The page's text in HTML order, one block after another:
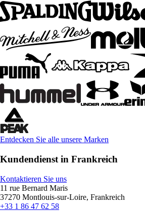
Entdecken Sie alle unsere Marken
Kundendienst in Frankreich
Kontaktieren Sie uns
11 rue Bernard Maris
37270 Montlouis-sur-Loire, Frankreich
+33 1 86 47 62 58